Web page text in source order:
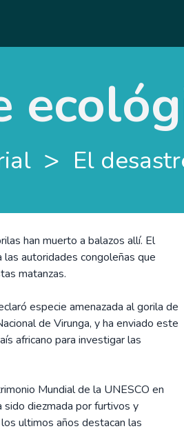
> El
han muerto a balazos allí. El
autoridades congoleñas que
matanzas.
especie amenazada al gorila de
de Virunga, y ha enviado este
africano para investigar las
Mundial de la UNESCO en
sido diezmada por furtivos y
ultimos años destacan las